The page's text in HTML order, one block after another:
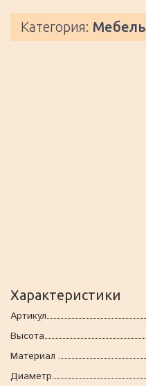
Категория: Мебель
Характеристики
Артикул
Высота
Материал
Диаметр